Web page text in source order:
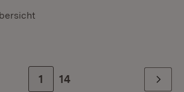
Zur Seite
1 Zur letzten Seite
14 Weiter